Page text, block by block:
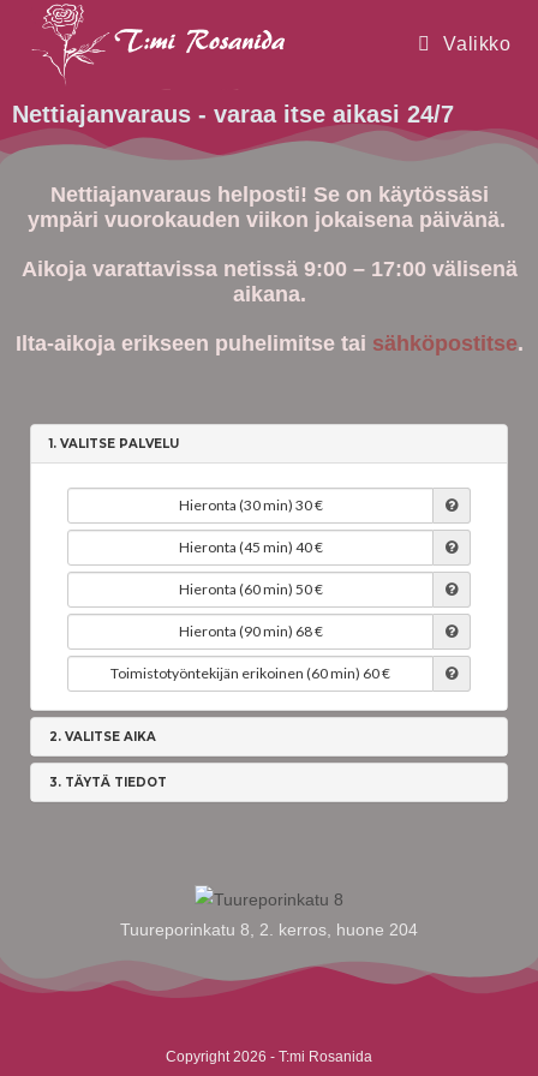
Valikko
Nettiajanvaraus - varaa itse aikasi 24/7
Nettiajanvaraus helposti! Se on käytössäsi
ympäri vuorokauden viikon jokaisena päivänä.
Aikoja varattavissa netissä 9:00 – 17:00 välisenä
aikana.
Ilta-aikoja erikseen puhelimitse tai sähköpostitse.
Tuureporinkatu 8, 2. kerros, huone 204
Copyright 2026 - T:mi Rosanida